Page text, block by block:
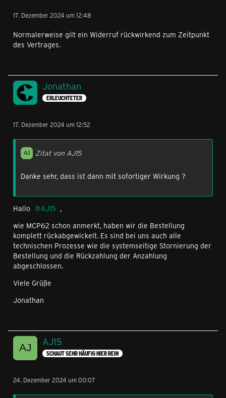
17. Dezember 2024 um 12:48
Normalerweise gilt ein Widerruf rückwirkend zum Zeitpunkt
des Vertrages.
Jonathan
ERLEUCHTETER
17. Dezember 2024 um 12:52
Zitat von AJ15
Danke sehr, dass ist dann mit sofortiger Wirkung ?
Hallo AJ15 ,
wie MCP62 schon anmerkt, haben wir die Bestellung
komplett rückabgewickelt. Es sind bei uns auch alle
technischen Prozesse wie die systemseitige Stornierung der
Bestellung und die Rückzahlung der Anzahlung
abgeschlossen.
Viele Grüße
Jonathan
AJ15
SCHAUT SEHR HÄUFIG HIER REIN
24. Dezember 2024 um 00:07